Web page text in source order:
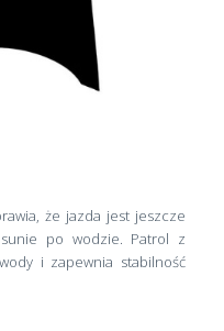
że jazda jest jeszcze
sunie po wodzie. Patrol z
i zapewnia stabilność